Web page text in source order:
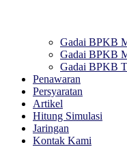
Gadai BPKB
Gadai BPKB
Gadai BPKB
Penawaran
Persyaratan
Artikel
Hitung Simulasi
Jaringan
Kontak Kami